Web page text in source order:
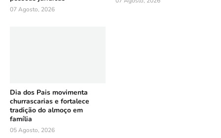
07 Agosto, 2026
Dia dos Pais movimenta
churrascarias e fortalece
tradição do almoço em
família
05 Agosto, 2026